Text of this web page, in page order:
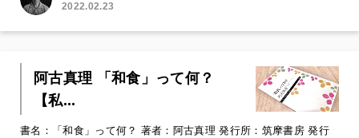
2022.02.23
阿古真理 「和食」って何？
【私...
書名：「和食」って何？ 著者：阿古真理 発行所：筑摩書房 発行